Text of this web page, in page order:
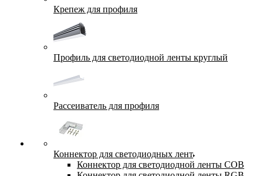
Крепеж для профиля
Профиль для светодиодной ленты круглый
Рассеиватель для профиля
Коннектор для светодиодных лент
Коннектор для светодиодной ленты COB